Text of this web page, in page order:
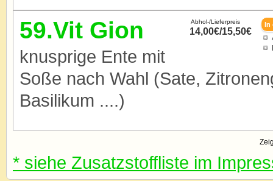
Abhol-/Lieferpreis
14,00€/15,50€
59.Vit Gion
knusprige Ente mit
Soße nach Wahl (Sate,
Basilikum ....)
* siehe Zusatzstoffliste im